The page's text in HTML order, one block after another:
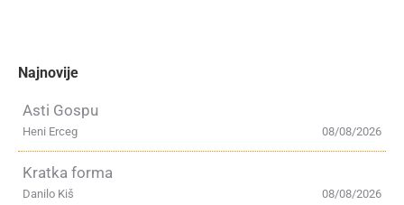
Najnovije
Asti Gospu
08/08/2026
Heni Erceg
Kratka forma
08/08/2026
Danilo Kiš